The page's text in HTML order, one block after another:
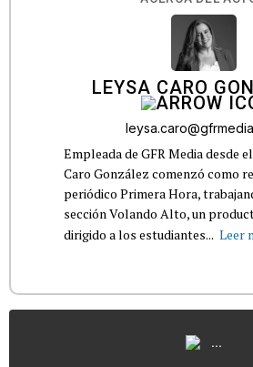
LEYSA CARO
Empleada de GFR Media desde
Caro González comenzó como
periódico Primera Hora,
sección Volando Alto, un
dirigido a los estudiantes... Leer
...